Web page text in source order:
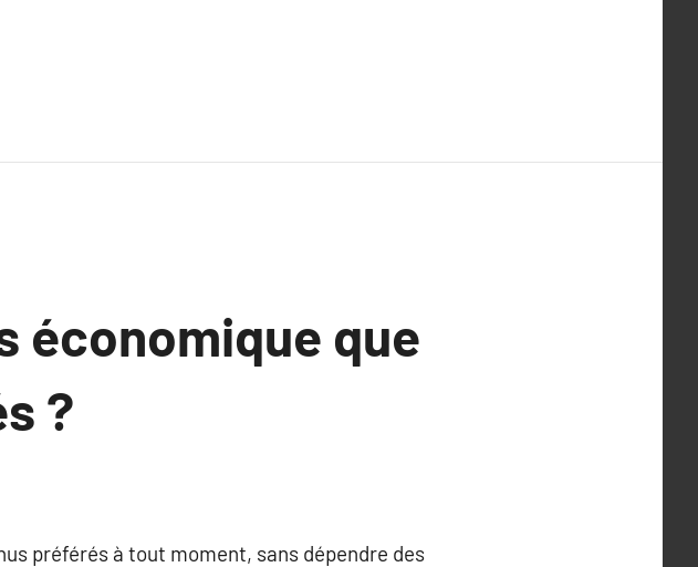
économique que
?
préférés à tout moment, sans dépendre des